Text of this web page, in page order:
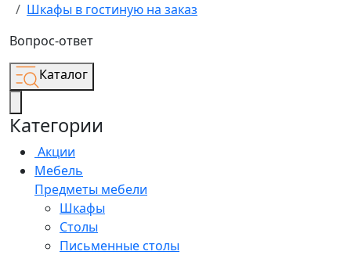
Шкафы в гостиную на заказ
Вопрос-ответ
Каталог
Категории
Акции
Мебель
Предметы мебели
Шкафы
Столы
Письменные столы